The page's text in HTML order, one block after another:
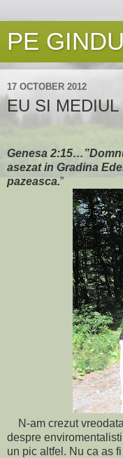
PE
17 OCTOBER 2012
EU SI
Genesa
asezat in Gradina
pazeasca.”
N-am crezut
despre
un pic altfel. Nu ca as